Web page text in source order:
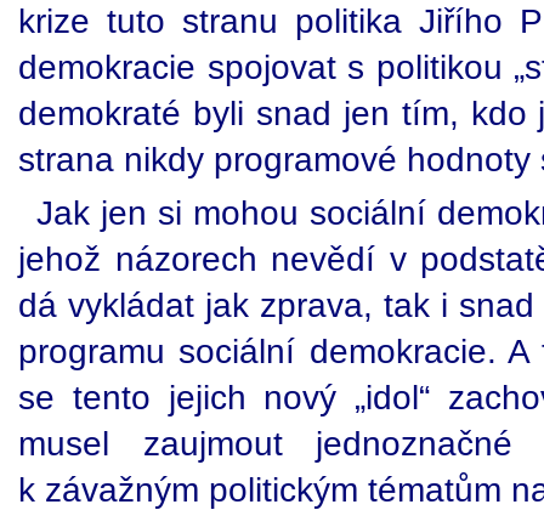
krize tuto stranu politika Jiřího
demokracie spojovat s politikou
demokraté byli snad jen tím,
strana nikdy programové
Jak jen si mohou sociální
jehož názorech nevědí v
dá vykládat jak zprava, tak i
programu sociální demokracie.
se tento jejich nový „idol“
musel zaujmout
k závažným politickým tématům